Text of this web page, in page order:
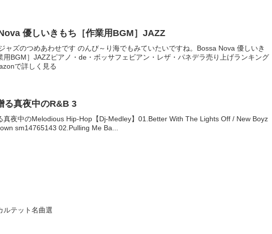
優しいきもち［作業用BGM］JAZZ
ャズのつめあわせです のんび～り海でもみていたいですね。Bossa Nova 優しいき
用BGM］JAZZピアノ・de・ボッサフェビアン・レザ・パネデラ売り上げランキング
で詳しく見る
る真夜中のR&B 3
真夜中のMelodious Hip-Hop【Dj-Medley】01.Better With The Lights Off / New Boyz
sm14765143 02.Pulling Me Ba...
ルテット名曲選